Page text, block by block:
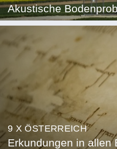
Akustische
9 X ÖSTERREICH
Erkundungen in allen